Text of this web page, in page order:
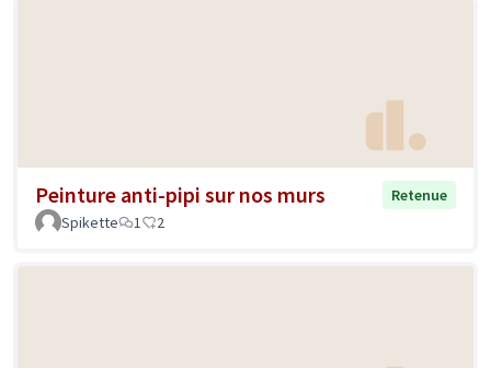
Peinture anti-pipi sur nos murs
Retenue
Spikette
1 2